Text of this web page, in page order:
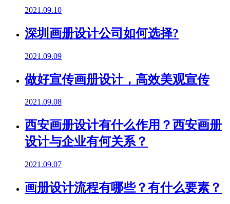
2021.09.10
深圳画册设计公司如何选择?
2021.09.09
做好宣传画册设计，高效美观宣传
2021.09.08
西安画册设计有什么作用？西安画册
设计与企业有何关系？
2021.09.07
画册设计流程有哪些？有什么要素？